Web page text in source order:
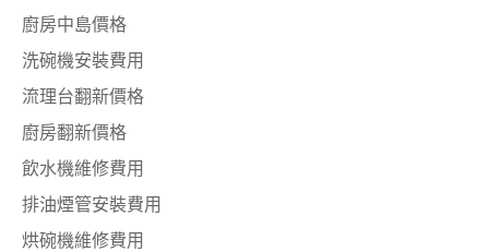
廚房中島價格
洗碗機安裝費用
流理台翻新價格
廚房翻新價格
飲水機維修費用
排油煙管安裝費用
烘碗機維修費用